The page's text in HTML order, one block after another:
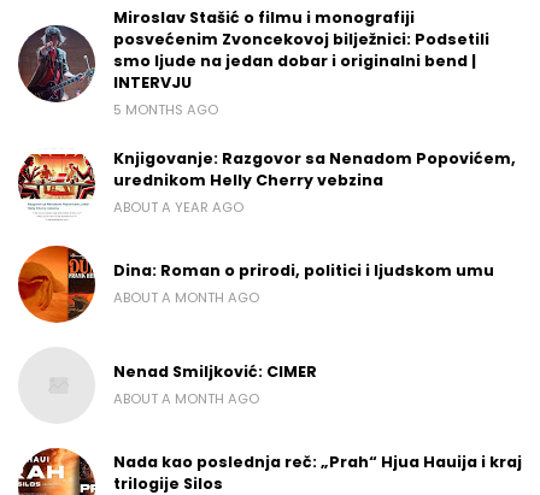
Miroslav Stašić o filmu i monografiji
posvećenim Zvoncekovoj bilježnici: Podsetili
smo ljude na jedan dobar i originalni bend |
INTERVJU
5 MONTHS AGO
Knjigovanje: Razgovor sa Nenadom Popovićem,
urednikom Helly Cherry vebzina
ABOUT A YEAR AGO
Dina: Roman o prirodi, politici i ljudskom umu
ABOUT A MONTH AGO
Nenad Smiljković: CIMER
ABOUT A MONTH AGO
Nada kao poslednja reč: „Prah“ Hjua Hauija i kraj
trilogije Silos